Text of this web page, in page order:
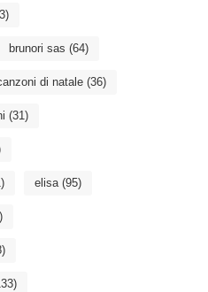
brunori sas (64)
di natale (36)
(31)
elisa(95)